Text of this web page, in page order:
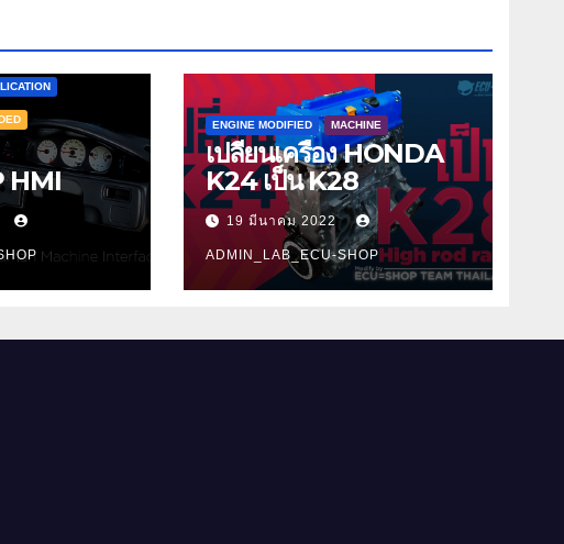
HMI
ENGINE MODIFIED MACHINE
เปลี่ยนเครื่อง HONDA
K24 เป็น K28
19 มีนาคม 2022
ADMIN_LAB_ECU-SHOP